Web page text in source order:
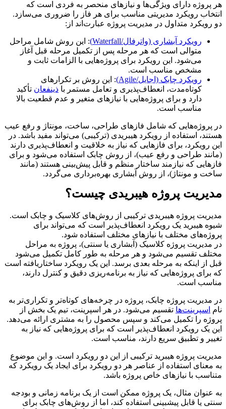
هر پروژه دارای ویژگی‌ها و نیازهای منحصر به فردی است که
انتخاب رویکرد مدیریتی مناسب برای هر فاز را ضروری می‌سازد.
دو رویکرد متداول در مدیریت پروژه عبارت‌اند از:
رویکرد آبشاری (واترفال/Waterfall)
: این روش شامل مراحل
متوالی است که هر مرحله پس از تکمیل مرحله قبل آغاز
می‌شود. این رویکرد برای پروژه‌هایی با الزامات ثابت و
مشخص مناسب است.
رویکرد چابک (اجایل/Agile)
: این روش بر تکرارهای
کوتاه‌مدت، انعطاف‌پذیری و تعامل مستمر با ذینفعان تأکید
دارد و برای پروژه‌هایی با نیازهای متغیر و عدم قطعیت بالا
مناسب است.
در پروژه‌هایی که شامل فازهای طراحی، ساخت، مونتاژ و رفع عیب
هستند، استفاده از رویکرد هیبریدی (ترکیبی) می‌تواند مفید باشد. در
این رویکرد، برای فازهایی که نیاز به خلاقیت و انعطاف‌پذیری دارند
(مانند طراحی و رفع عیب)، از روش چابک استفاده می‌شود و برای
فازهایی که نیازمند ساختار منظم و قابل پیش‌بینی هستند (مانند
ساخت و مونتاژ)، از روش آبشاری بهره‌برداری می‌گردد.
مدیریت پروژه هیبریدی چیست؟
مدیریت پروژه هیبریدی ترکیبی از روش‌های کلاسیک و چابک است.
شیوه هیبرید یک رویکرد انعطاف‌پذیر است که می‌تواند برای
پروژه‌های مختلف با نیازهای مختلف استفاده شود.
در مدیریت پروژه کلاسیک (آبشاری یا سنتی)، پروژه به مراحل
مختلف تقسیم می‌شود و هر مرحله به طور کامل تکمیل می‌شود
قبل از اینکه به مرحله بعدی برسد. این یک رویکرد ساختاریافته است
که برای پروژه‌هایی که نیاز به برنامه‌ریزی دقیق و کنترل دارند،
مناسب است.
در مدیریت پروژه چابک، پروژه در چرخه‌های کوتاه‌تر و تکراری‌تر به
نام اسپرینت‌ها تقسیم می‌شود. در هر اسپرینت، تیم یک بخش از
پروژه را تکمیل می‌کند و سپس محصول را به مشتری ارائه می‌دهد.
این یک رویکرد انعطاف‌پذیر است که برای پروژه‌هایی که نیاز به
تغییر و تطبیق سریع دارند، مناسب است.
مدیریت پروژه هیبرید ترکیبی از این دو رویکرد است. و این موضوع
به معنای استفاده از عناصر هر دو رویکرد برای ایجاد یک رویکرد که
متناسب با نیازهای خاص پروژه باشد.
به عنوان مثال، یک پروژه ممکن است از یک برنامه زمانی و بودجه
سنتی یا قابل پیشبینی استفاده کند، اما از روش‌های چابک برای